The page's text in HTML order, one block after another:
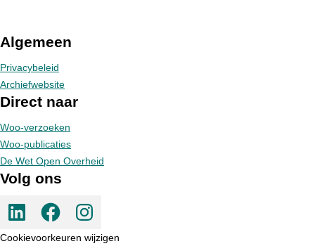
Algemeen
Privacybeleid
Archiefwebsite
Direct naar
Woo-verzoeken
Woo-publicaties
De Wet Open Overheid
Volg ons
LinkedIn pagina van Gemeente Meppel Facebook pagina van Gemeente Meppel Instagram pagina van Gemeente Meppel
Cookievoorkeuren wijzigen